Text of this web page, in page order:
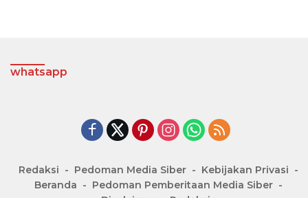
whatsapp
Redaksi Pedoman Media Siber
Kebijakan Privasi
Beranda
Pedoman Pemberitaan Media Siber